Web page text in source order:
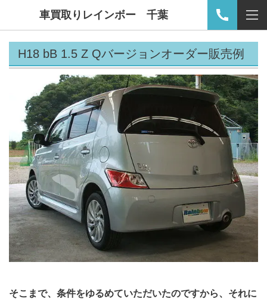
車買取りレインボー 千葉
H18 bB 1.5 Z Qバージョンオーダー販売例
そこまで、条件をゆるめていただいたのですから、それに